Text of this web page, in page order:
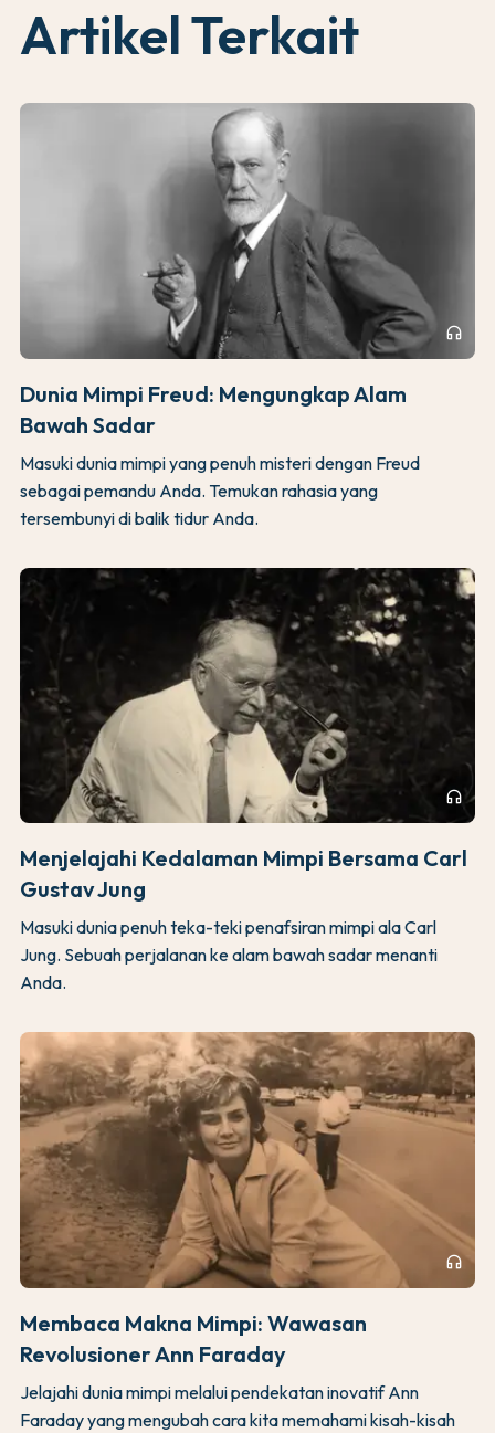
Artikel Terkait
headphones
Dunia Mimpi Freud: Mengungkap Alam
Bawah Sadar
Masuki dunia mimpi yang penuh misteri dengan Freud
sebagai pemandu Anda. Temukan rahasia yang
tersembunyi di balik tidur Anda.
headphones
Menjelajahi Kedalaman Mimpi Bersama Carl
Gustav Jung
Masuki dunia penuh teka-teki penafsiran mimpi ala Carl
Jung. Sebuah perjalanan ke alam bawah sadar menanti
Anda.
headphones
Membaca Makna Mimpi: Wawasan
Revolusioner Ann Faraday
Jelajahi dunia mimpi melalui pendekatan inovatif Ann
Faraday yang mengubah cara kita memahami kisah-kisah